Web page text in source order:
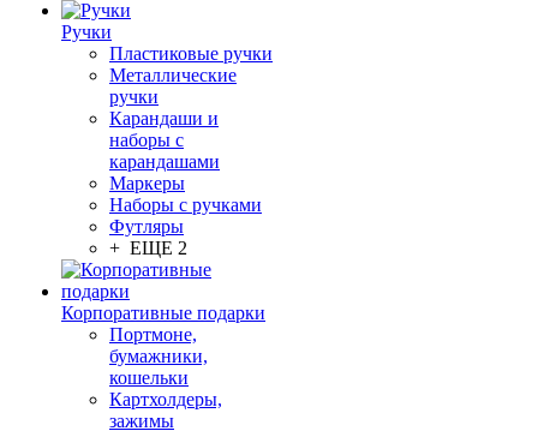
Ручки
Пластиковые ручки
Металлические
ручки
Карандаши и
наборы с
карандашами
Маркеры
Наборы с ручками
Футляры
+ ЕЩЕ 2
Корпоративные подарки
Портмоне,
бумажники,
кошельки
Картхолдеры,
зажимы